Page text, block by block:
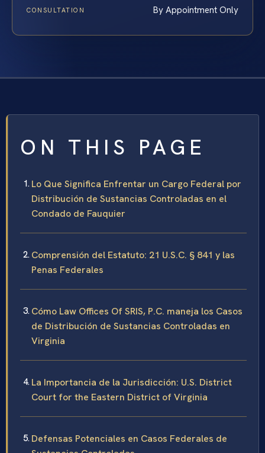
CONSULTATION By Appointment Only
ON THIS PAGE
Lo Que Significa Enfrentar un Cargo Federal por
Distribución de Sustancias Controladas en el
Condado de Fauquier
Comprensión del Estatuto: 21 U.S.C. § 841 y las
Penas Federales
Cómo Law Offices Of SRIS, P.C. maneja los Casos
de Distribución de Sustancias Controladas en
Virginia
La Importancia de la Jurisdicción: U.S. District
Court for the Eastern District of Virginia
Defensas Potenciales en Casos Federales de